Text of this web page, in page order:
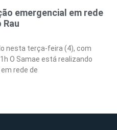
emergencial em rede
Rau
nesta terça-feira (4), com
O Samae está realizando
rede de